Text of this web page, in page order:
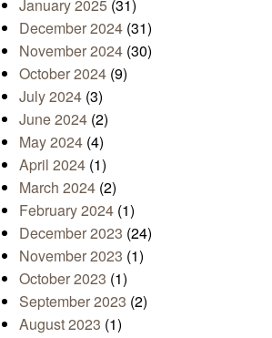
January 2025 (31)
December 2024 (31)
November 2024 (30)
October 2024 (9)
July 2024 (3)
June 2024 (2)
May 2024 (4)
April 2024 (1)
March 2024 (2)
February 2024 (1)
December 2023 (24)
November 2023 (1)
October 2023 (1)
September 2023 (2)
August 2023 (1)